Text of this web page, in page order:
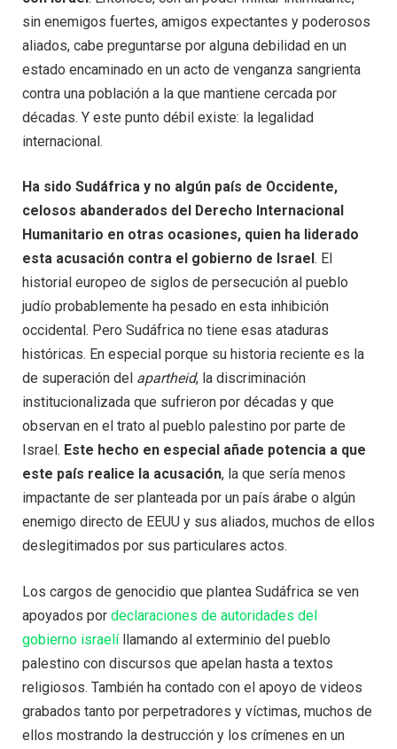
sin enemigos fuertes, amigos expectantes y poderosos
aliados, cabe preguntarse por alguna debilidad en un
estado encaminado en un acto de venganza sangrienta
contra una población a la que mantiene cercada por
décadas. Y este punto débil existe: la legalidad
internacional.
Ha sido Sudáfrica y no algún país de Occidente,
celosos abanderados del Derecho Internacional
Humanitario en otras ocasiones, quien ha liderado
esta acusación contra el gobierno de Israel. El
historial europeo de siglos de persecución al pueblo
judío probablemente ha pesado en esta inhibición
occidental. Pero Sudáfrica no tiene esas ataduras
históricas. En especial porque su historia reciente es la
de superación del apartheid, la discriminación
institucionalizada que sufrieron por décadas y que
observan en el trato al pueblo palestino por parte de
Israel. Este hecho en especial añade potencia a que
este país realice la acusación, la que sería menos
impactante de ser planteada por un país árabe o algún
enemigo directo de EEUU y sus aliados, muchos de ellos
deslegitimados por sus particulares actos.
Los cargos de genocidio que plantea Sudáfrica se ven
apoyados por declaraciones de autoridades del
gobierno israelíllamando al exterminio del pueblo
palestino con discursos que apelan hasta a textos
religiosos. También ha contado con el apoyo de videos
grabados tanto por perpetradores y víctimas, muchos de
ellos mostrando la destrucción y los crímenes en un